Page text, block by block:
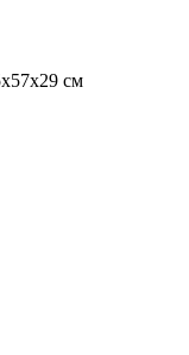
см